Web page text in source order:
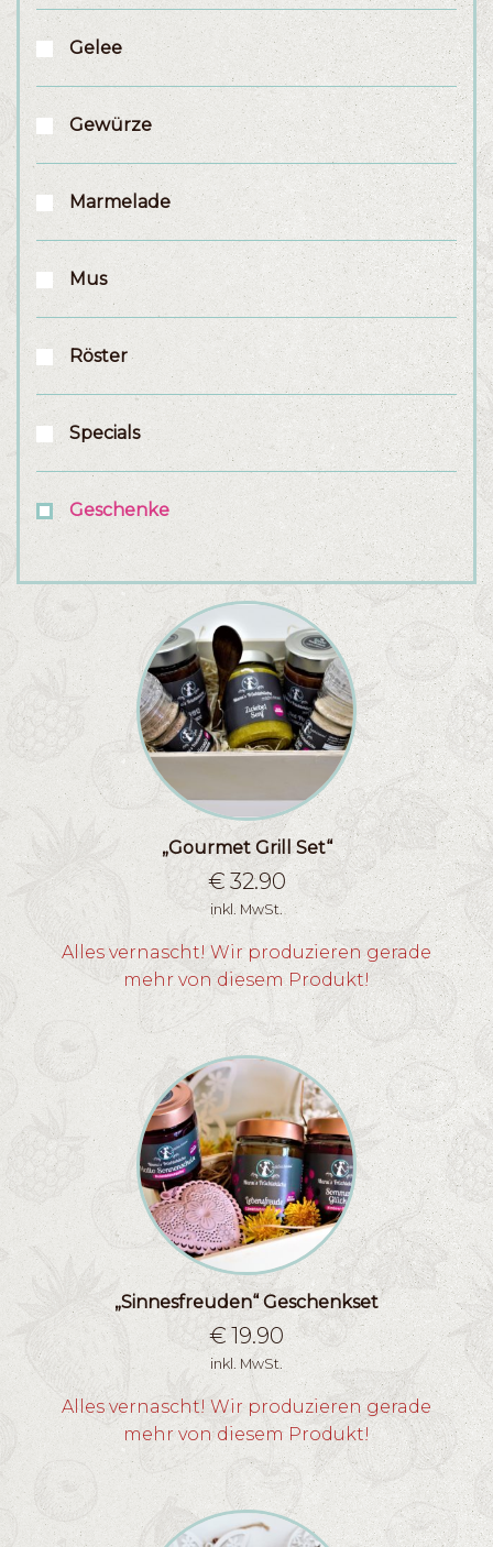
Gelee
Gewürze
Marmelade
Mus
Röster
Specials
Geschenke
„Gourmet Grill Set“
€ 32.90
inkl. MwSt.
Alles vernascht! Wir produzieren gerade
mehr von diesem Produkt!
„Sinnesfreuden“ Geschenkset
€ 19.90
inkl. MwSt.
Alles vernascht! Wir produzieren gerade
mehr von diesem Produkt!